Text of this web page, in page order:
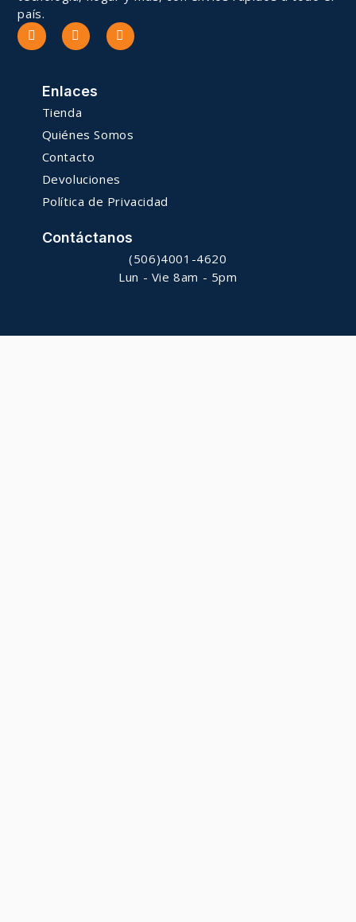
país.
Enlaces
Tienda
Quiénes Somos
Contacto
Devoluciones
Política de Privacidad
Contáctanos
(506)4001-4620
Lun - Vie 8am - 5pm